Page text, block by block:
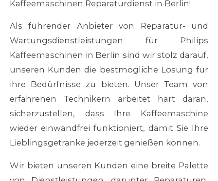
Kaffeemaschinen Reparaturdienst in Berlin!
Als führender Anbieter von Reparatur- und
Wartungsdienstleistungen für Philips
Kaffeemaschinen in Berlin sind wir stolz darauf,
unseren Kunden die bestmögliche Lösung für
ihre Bedürfnisse zu bieten. Unser Team von
erfahrenen Technikern arbeitet hart daran,
sicherzustellen, dass Ihre Kaffeemaschine
wieder einwandfrei funktioniert, damit Sie Ihre
Lieblingsgetränke jederzeit genießen können.
Wir bieten unseren Kunden eine breite Palette